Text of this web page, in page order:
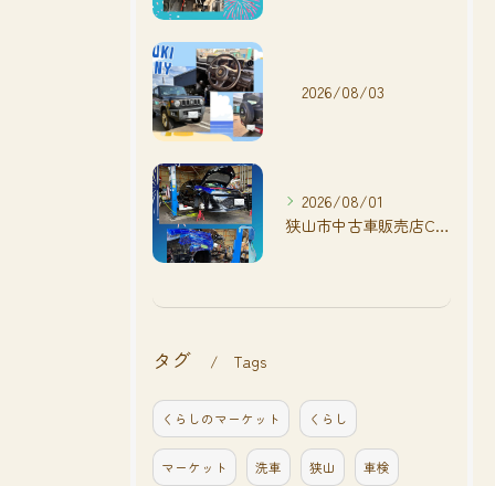
2026/08/03
2026/08/01
狭山市中古車販売店CarShop FACT.🚗
タグ Tags
くらしのマーケット くらし
マーケット 洗車 狭山 車検